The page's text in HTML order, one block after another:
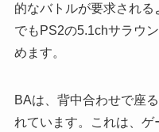
的なバトルが要求され
でもPS2の5.1chサラウ
めます。
BAは、背中合わせで座
れています。これは、